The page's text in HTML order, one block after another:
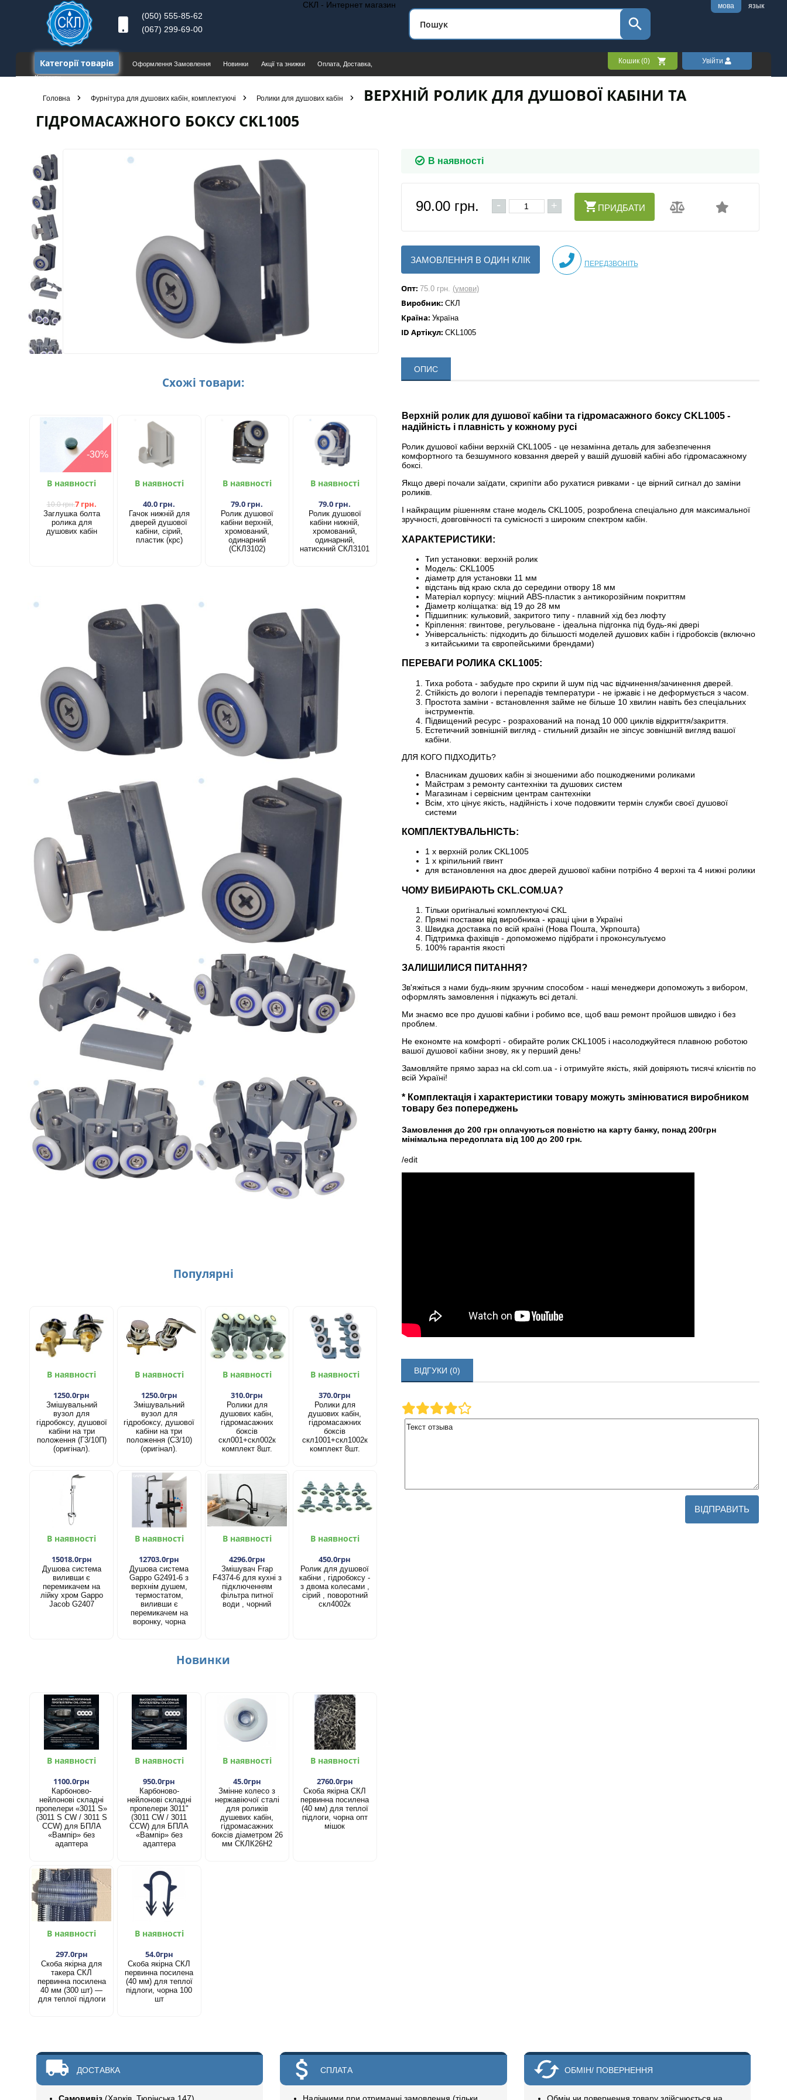
(050) 555-85-62
(067) 299-69-00
СКЛ - Интернет магазин мова язык
Категорії товарів Оформлення Замовлення Новинки Акції та знижки
Оплата, Доставка,
Контакти
Кошик (0) Увійти
Головна Фурнітура для душових кабін, комплектуючі Ролики для душових кабін
ВЕРХНІЙ РОЛИК ДЛЯ ДУШОВОЇ КАБІНИ ТА
ГІДРОМАСАЖНОГО БОКСУ CKL1005
Схожі товари:
-30%
В наявності
10.0 грн.7 грн.
Заглушка болта
ролика для
душових кабін
В наявності
40.0 грн.
Гачок нижній для
дверей душової
кабіни, сірий,
пластик (крс)
В наявності
79.0 грн.
​Ролик душової
кабіни верхній,
хромований,
одинарний
(СКЛ3102)
В наявності
79.0 грн.
​Ролик душової
кабіни нижній,
хромований,
одинарний,
натискний СКЛ3101
Популярнi
В наявності
1250.0грн
Змішувальний
вузол для
гідробоксу, душової
кабіни на три
положення (Г3/10П)
(оригінал).
В наявності
1250.0грн
Змішувальний
вузол для
гідробоксу, душової
кабіни на три
положення (С3/10)
(оригінал).
В наявності
310.0грн
Ролики для
душових кабін,
гідромасажних
боксів
скл001+скл002к
комплект 8шт.
В наявності
370.0грн
Ролики для
душових кабін,
гідромасажних
боксів
скл1001+скл1002к
комплект 8шт.
В наявності
15018.0грн
Душова система
виливши є
перемикачем на
лійку хром Gappo
Jacob G2407
В наявності
12703.0грн
Душова система
Gappo G2491-6 з
верхнім душем,
термостатом,
виливши є
перемикачем на
воронку, чорна
В наявності
4296.0грн
Змішувач Frap
F4374-6 для кухні з
підключенням
фільтра питної
води , чорний
В наявності
450.0грн
Ролик для душової
кабіни , гідробоксу -
з двома колесами ,
сірий , поворотний
скл4002к
Новинки
В наявності
1100.0грн
Карбоново-
нейлонові складні
пропелери «3011 S»
(3011 S CW / 3011 S
CCW) для БПЛА
«Вампір» без
адаптера
В наявності
950.0грн
Карбоново-
нейлонові складні
пропелери 3011"
(3011 CW / 3011
CCW) для БПЛА
«Вампір» без
адаптера
В наявності
45.0грн
Змінне колесо з
нержавіючої сталі
для роликів
душевих кабін,
гідромасажних
боксів діаметром 26
мм СКЛК26Н2
В наявності
2760.0грн
Скоба якірна СКЛ
первинна посилена
(40 мм) для теплої
підлоги, чорна опт
мішок
В наявності
297.0грн
Скоба якірна для
такера СКЛ
первинна посилена
40 мм (300 шт) —
для теплої підлоги
В наявності
54.0грн
Скоба якірна СКЛ
первинна посилена
(40 мм) для теплої
підлоги, чорна 100
шт
В наявності
90.00 грн. - + ПРИДБАТИ
ЗАМОВЛЕННЯ В ОДИН КЛІК ПЕРЕДЗВОНІТЬ
Опт: 75.0 грн. (умови)
Виробник: СКЛ
Країна: Україна
ID Артікул: CKL1005
ОПИС
Верхній ролик для душової кабіни та гідромасажного боксу CKL1005 -
надійність і плавність у кожному русі
Ролик душової кабіни верхній CKL1005 - це незамінна деталь для забезпечення
комфортного та безшумного ковзання дверей у вашій душовій кабіні або гідромасажному
боксі.
Якщо двері почали заїдати, скрипіти або рухатися ривками - це вірний сигнал до заміни
роликів.
І найкращим рішенням стане модель CKL1005, розроблена спеціально для максимальної
зручності, довговічності та сумісності з широким спектром кабін.
ХАРАКТЕРИСТИКИ:
Тип установки: верхній ролик
Модель: CKL1005
діаметр для установки 11 мм
відстань від краю скла до середини отвору 18 мм
Матеріал корпусу: міцний ABS-пластик з антикорозійним покриттям
Діаметр коліщатка: від 19 до 28 мм
Підшипник: кульковий, закритого типу - плавний хід без люфту
Кріплення: гвинтове, регульоване - ідеальна підгонка під будь-які двері
Універсальність: підходить до більшості моделей душових кабін і гідробоксів (включно
з китайськими та європейськими брендами)
ПЕРЕВАГИ РОЛИКА CKL1005:
Тиха робота - забудьте про скрипи й шум під час відчинення/зачинення дверей.
Стійкість до вологи і перепадів температури - не іржавіє і не деформується з часом.
Простота заміни - встановлення займе не більше 10 хвилин навіть без спеціальних
інструментів.
Підвищений ресурс - розрахований на понад 10 000 циклів відкриття/закриття.
Естетичний зовнішній вигляд - стильний дизайн не зіпсує зовнішній вигляд вашої
кабіни.
ДЛЯ КОГО ПІДХОДИТЬ?
Власникам душових кабін зі зношеними або пошкодженими роликами
Майстрам з ремонту сантехніки та душових систем
Магазинам і сервісним центрам сантехніки
Всім, хто цінує якість, надійність і хоче подовжити термін служби своєї душової
системи
КОМПЛЕКТУВАЛЬНІСТЬ:
1 x верхній ролик CKL1005
1 x кріпильний гвинт
для встановлення на двоє дверей душової кабіни потрібно 4 верхні та 4 нижні ролики
ЧОМУ ВИБИРАЮТЬ CKL.COM.UA?
Тільки оригінальні комплектуючі CKL
Прямі поставки від виробника - кращі ціни в Україні
Швидка доставка по всій країні (Нова Пошта, Укрпошта)
Підтримка фахівців - допоможемо підібрати і проконсультуємо
100% гарантія якості
ЗАЛИШИЛИСЯ ПИТАННЯ?
Зв'яжіться з нами будь-яким зручним способом - наші менеджери допоможуть з вибором,
оформлять замовлення і підкажуть всі деталі.
Ми знаємо все про душові кабіни і робимо все, щоб ваш ремонт пройшов швидко і без
проблем.
Не економте на комфорті - обирайте ролик CKL1005 і насолоджуйтеся плавною роботою
вашої душової кабіни знову, як у перший день!
Замовляйте прямо зараз на ckl.com.ua - і отримуйте якість, якій довіряють тисячі клієнтів по
всій Україні!
* Комплектація і характеристики товару можуть змінюватися виробником
товару без попереджень
Замовлення до 200 грн оплачуються повністю на карту банку, понад 200грн
мінімальна передоплата від 100 до 200 грн.
/edit
ВІДГУКИ (0)
ВІДПРАВИТЬ
ДОСТАВКА СПЛАТА ОБМІН/ ПОВЕРНЕННЯ